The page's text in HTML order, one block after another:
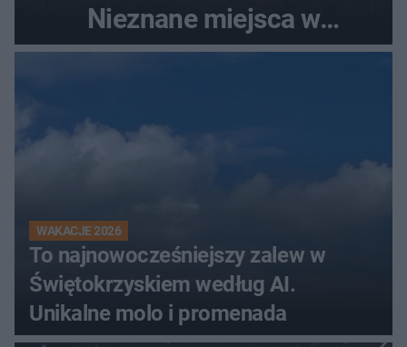
Nieznane miejsca w
Świętokrzyskiem
WAKACJE 2026
To najnowocześniejszy zalew w
Świętokrzyskiem według AI.
Unikalne molo i promenada